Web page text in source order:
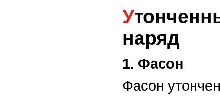
Утонченный вечерний
наряд
1. Фасон
Фасон